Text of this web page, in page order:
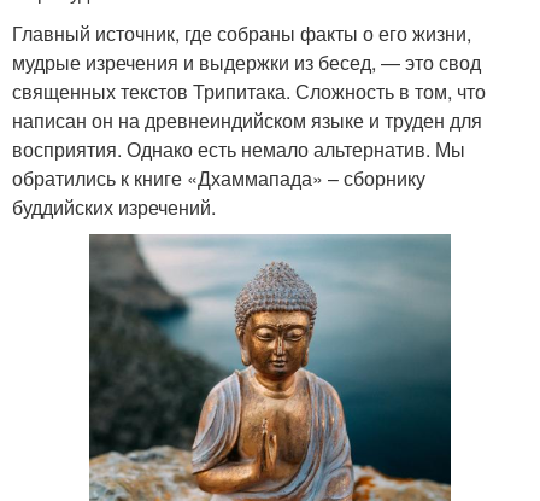
Главный источник, где собраны факты о его жизни,
мудрые изречения и выдержки из бесед, — это свод
священных текстов Трипитака. Сложность в том, что
написан он на древнеиндийском языке и труден для
восприятия. Однако есть немало альтернатив. Мы
обратились к книге «Дхаммапада» – сборнику
буддийских изречений.